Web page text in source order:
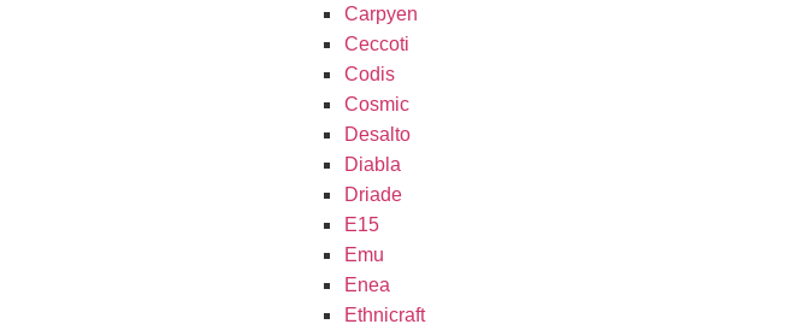
Carpyen
Ceccoti
Codis
Cosmic
Desalto
Diabla
Driade
E15
Emu
Enea
Ethnicraft